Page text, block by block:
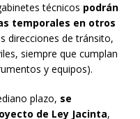
técnicos podrán
temporales en otros
direcciones de tránsito,
siempre que cumplan
y equipos).
plazo, se
de Ley Jacinta,